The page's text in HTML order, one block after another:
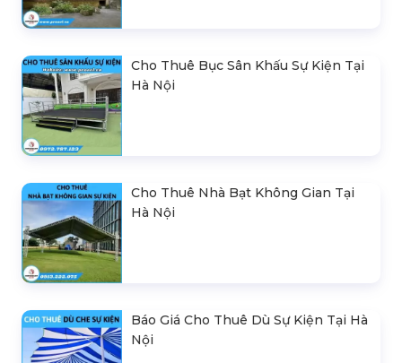
Cho Thuê Bục Sân Khấu Sự Kiện Tại
Hà Nội
Cho Thuê Nhà Bạt Không Gian Tại
Hà Nội
Báo Giá Cho Thuê Dù Sự Kiện Tại Hà
Nội